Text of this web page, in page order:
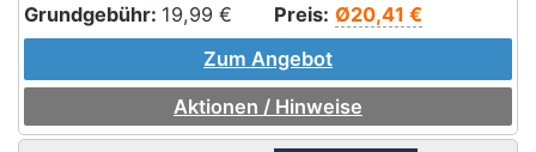
Grundgebühr: 19,99 € Preis: Ø20,41 €
Zum Angebot
Aktionen / Hinweise